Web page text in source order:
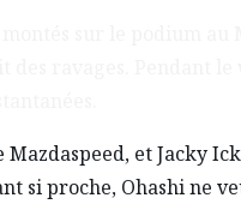
et Jacky
si proche, Ohashi ne